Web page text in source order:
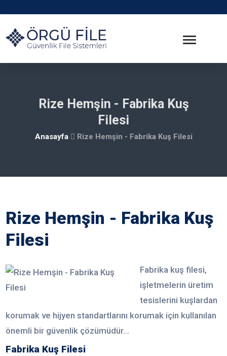
Rize Hemşin - Fabrika Kuş
Filesi
Anasayfa Rize Hemşin - Fabrika Kuş Filesi
Rize Hemşin - Fabrika Kuş
Filesi
Fabrika kuş filesi,
işletmelerin üretim
tesislerini kuşlardan
korumak ve hijyen standartlarını korumak için kullanılan
önemli bir güvenlik çözümüdür...
Fabrika Kuş Filesi